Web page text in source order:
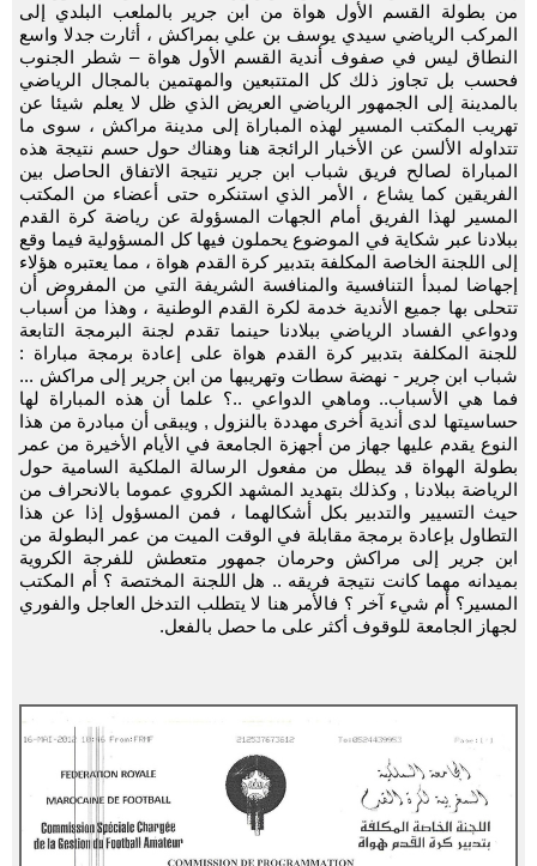
من بطولة القسم الأول هواة من ابن جرير بالملعب البلدي إلى
المركب الرياضي سيدي يوسف بن علي بمراكش ، أثارت جدلا واسع
النطاق ليس في صفوف أندية القسم الأول هواة – شطر الجنوب
فحسب بل تجاوز ذلك كل المتتبعين والمهتمين بالمجال الرياضي
بالمدينة إلى الجمهور الرياضي العريض الذي ظل لا يعلم شيئا عن
تهريب المكتب المسير لهذه المباراة إلى مدينة مراكش ، سوى ما
تتداوله الألسن عن الأخبار الرائجة هنا وهناك حول حسم نتيجة هذه
المباراة لصالح فريق شباب ابن جرير نتيجة الاتفاق الحاصل بين
الفريقين كما يشاع ، الأمر الذي استنكره حتى أعضاء من المكتب
المسير لهذا الفريق أمام الجهات المسؤولة عن رياضة كرة القدم
ببلادنا عبر شكاية في الموضوع يحملون فيها كل المسؤولية فيما وقع
إلى اللجنة الخاصة المكلفة بتدبير كرة القدم هواة ، مما يعتبره هؤلاء
إجهاضا لمبدأ التنافسية والمنافسة الشريفة التي من المفروض أن
تتحلى بها جميع الأندية خدمة لكرة القدم الوطنية ، وهذا من أسباب
ودواعي الفساد الرياضي ببلادنا حينما تقدم لجنة البرمجة التابعة
للجنة المكلفة بتدبير كرة القدم هواة على إعادة برمجة مباراة :
شباب ابن جرير - نهضة سطات وتهريبها من ابن جرير إلى مراكش ...
فما هي الأسباب.. وماهي الدواعي ..؟ علما أن هذه المباراة لها
حساسيتها لدى أندية أخرى مهددة بالنزول , ويبقى أن مبادرة من هذا
النوع يقدم عليها جهاز من أجهزة الجامعة في الأيام الأخيرة من عمر
بطولة الهواة قد يبطل من مفعول الرسالة الملكية السامية حول
الرياضة ببلادنا , وكذلك بتهديد المشهد الكروي عموما بالانحراف من
حيث التسيير والتدبير بكل أشكالهما ، فمن المسؤول إذا عن هذا
التطاول بإعادة برمجة مقابلة في الوقت الميت من عمر البطولة من
ابن جرير إلى مراكش وحرمان جمهور متعطش للفرجة الكروية
بميدانه مهما كانت نتيجة فريقه .. هل اللجنة المختصة ؟ أم المكتب
المسير؟ أم شيء آخر ؟ فالأمر هنا لا يتطلب التدخل العاجل والفوري
لجهاز الجامعة للوقوف أكثر على ما حصل بالفعل.